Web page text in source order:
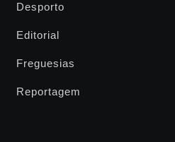
Desporto
Editorial
Freguesias
Reportagem